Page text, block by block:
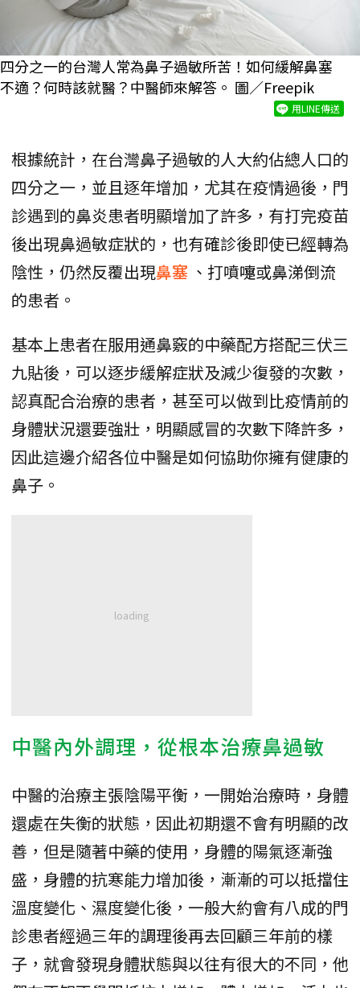
四分之一的台灣人常為鼻子過敏所苦！如何緩解鼻塞
不適？何時該就醫？中醫師來解答。 圖／Freepik
用LINE傳送
根據統計，在台灣鼻子過敏的人大約佔總人口的
四分之一，並且逐年增加，尤其在疫情過後，門
診遇到的鼻炎患者明顯增加了許多，有打完疫苗
後出現鼻過敏症狀的，也有確診後即使已經轉為
陰性，仍然反覆出現鼻塞 、打噴嚏或鼻涕倒流
的患者。
基本上患者在服用通鼻竅的中藥配方搭配三伏三
九貼後，可以逐步緩解症狀及減少復發的次數，
認真配合治療的患者，甚至可以做到比疫情前的
身體狀況還要強壯，明顯感冒的次數下降許多，
因此這邊介紹各位中醫是如何協助你擁有健康的
鼻子。
中醫內外調理，從根本治療鼻過敏
中醫的治療主張陰陽平衡，一開始治療時，身體
還處在失衡的狀態，因此初期還不會有明顯的改
善，但是隨著中藥的使用，身體的陽氣逐漸強
盛，身體的抗寒能力增加後，漸漸的可以抵擋住
溫度變化、濕度變化後，一般大約會有八成的門
診患者經過三年的調理後再去回顧三年前的樣
子，就會發現身體狀態與以往有很大的不同，他